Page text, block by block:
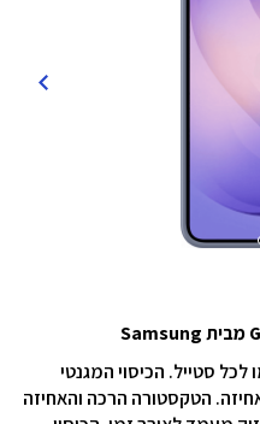
לכל סטייל. הכיסוי המגנטי
הטקסטורה הרכה והאחיזה